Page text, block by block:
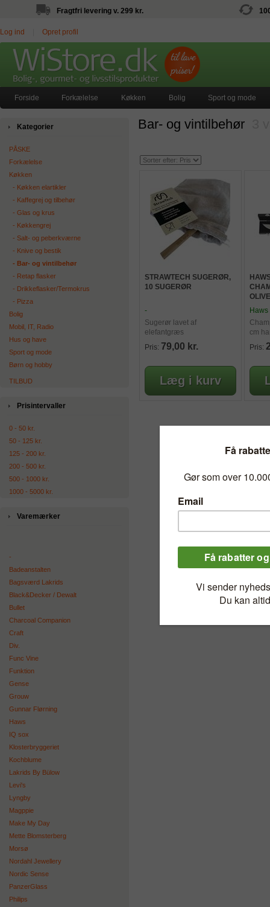
Fragtfri levering v. 299 kr.
Log ind Opret profil
Forside Forkælelse Køkken Bolig Sport og mode
Kategorier
PÅSKE
Forkælelse
Køkken
‐ Køkken elartikler
‐ Kaffegrej og tilbehør
‐ Glas og krus
‐ Køkkengrej
‐ Salt- og peberkværne
‐ Knive og bestik
‐ Bar- og vintilbehør
‐ Retap flasker
‐ Drikkeflasker/Termokrus
‐ Pizza
Bolig
Mobil, IT, Radio
Hus og have
Sport og mode
Børn og hobby
TILBUD
Prisintervaller
0 - 50 kr.
50 - 125 kr.
125 - 200 kr.
200 - 500 kr.
500 - 1000 kr.
1000 - 5000 kr.
Varemærker
-
Badeanstalten
Bagsværd Lakrids
Black&Decker / Dewalt
Bullet
Charcoal Companion
Craft
Div.
Func Vine
Funktion
Gense
Grouw
Gunnar Flørning
Haws
IQ sox
Klosterbryggeriet
Kochblume
Lakrids By Bülow
Levi's
Lyngby
Magppie
Make My Day
Mette Blomsterberg
Morsø
Nordahl Jewellery
Nordic Sense
PanzerGlass
Philips
Bar- og vintilbehør
STRAWTECH SUGERØR,
10 SUGERØR
-
Sugerør lavet af
elefantgræs
Pris: 79,00 kr.
Haws
cm
Pris: